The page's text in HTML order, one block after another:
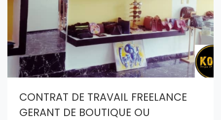
CONTRAT DE TRAVAIL FREELANCE
GERANT DE BOUTIQUE OU